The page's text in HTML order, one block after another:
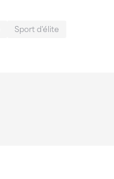
Sport d'élite